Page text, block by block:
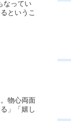
なってい
というこ
物心両面
」「嬉し